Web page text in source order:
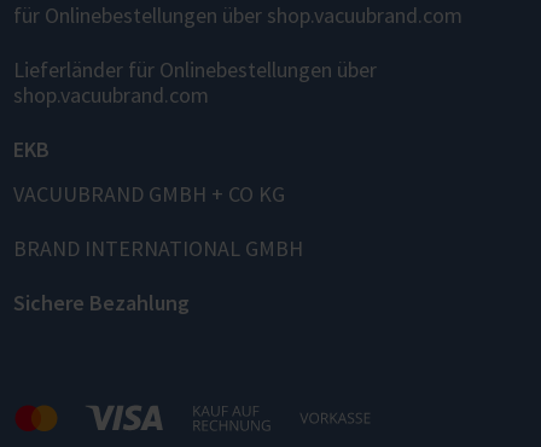
für Onlinebestellungen über shop.vacuubrand.com
Lieferländer für Onlinebestellungen über
shop.vacuubrand.com
EKB
VACUUBRAND GMBH + CO KG
BRAND INTERNATIONAL GMBH
Sichere Bezahlung